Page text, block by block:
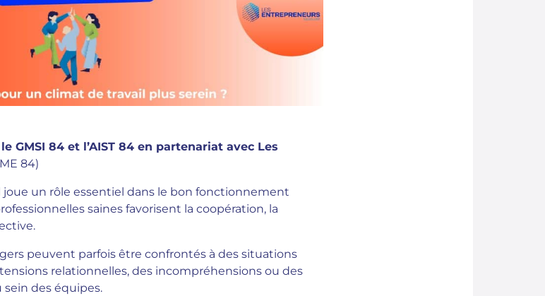
GMSI 84 et l’AIST 84 en partenariat avec Les
84)
joue un rôle essentiel dans le bon fonctionnement
saines favorisent la coopération, la
peuvent parfois être confrontés à des situations
relationnelles, des incompréhensions ou des
des équipes.